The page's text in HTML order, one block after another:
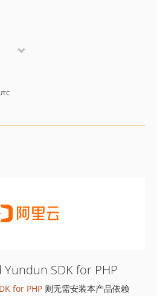
SDK for PHP
for PHP 则无需安装本产品依赖